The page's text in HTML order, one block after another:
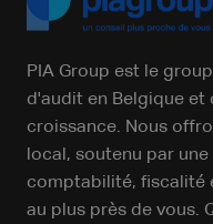
PIA Group est le
d'audit en Belgique
croissance. Nous
local, soutenu par
comptabilité, fiscalité
au plus près de vous.